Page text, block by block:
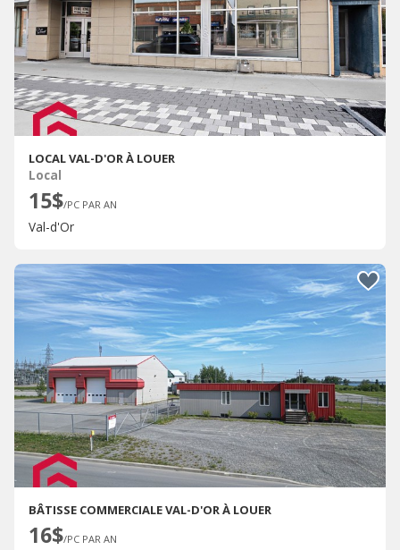
LOCAL VAL-D'OR À LOUER
Local
15$/PC PAR AN
Val-d'Or
BÂTISSE COMMERCIALE VAL-D'OR À LOUER
16$/PC PAR AN